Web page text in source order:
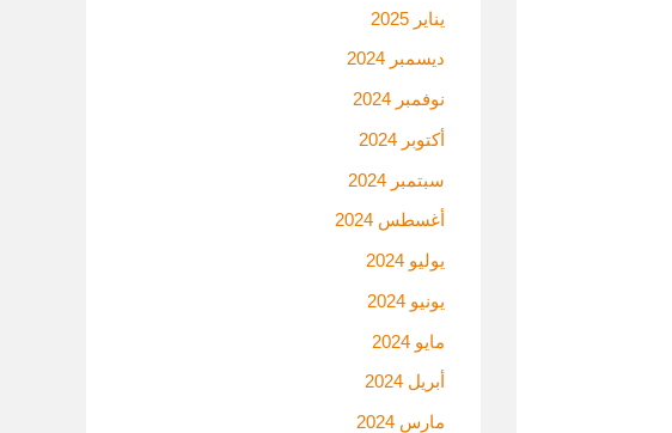
يناير 2025
ديسمبر 2024
نوفمبر 2024
أكتوبر 2024
سبتمبر 2024
أغسطس 2024
يوليو 2024
يونيو 2024
مايو 2024
أبريل 2024
مارس 2024